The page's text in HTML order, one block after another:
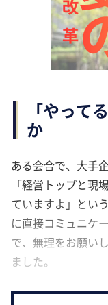
「やって
か
ある会合で、大手
「経営トップと現
ていますよ」とい
に直接コミュニケ
で、無理をお願い
ました。